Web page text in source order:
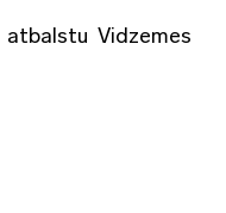
Vidzemes